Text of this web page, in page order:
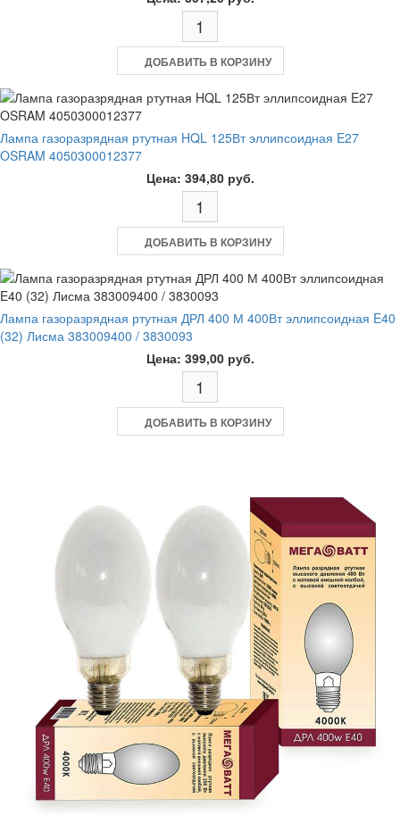
ДОБАВИТЬ В КОРЗИНУ
Лампа газоразрядная ртутная HQL 125Вт эллипсоидная E27
OSRAM 4050300012377
Цена: 394,80 руб.
ДОБАВИТЬ В КОРЗИНУ
Лампа газоразрядная ртутная ДРЛ 400 М 400Вт эллипсоидная E40
(32) Лисма 383009400 / 3830093
Цена: 399,00 руб.
ДОБАВИТЬ В КОРЗИНУ